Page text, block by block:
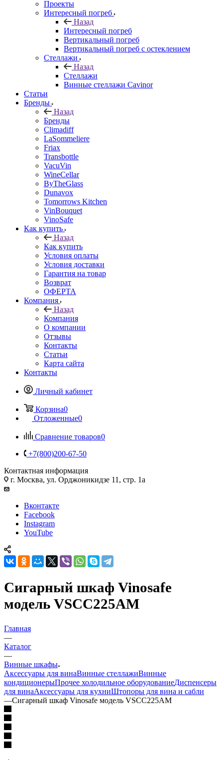
Проекты
Интересный погреб
Назад
Интересный погреб
Вертикальный погреб
Вертикальный погреб с остеклением
Стеллажи
Назад
Стеллажи
Винные стеллажи Cavinor
Статьи
Бренды
Назад
Бренды
Climadiff
LaSommeliere
Friax
Transbottle
VacuVin
WineCellar
ByTheGlass
Dunavox
Tomorrows Kitchen
VinBouquet
VinoSafe
Как купить
Назад
Как купить
Условия оплаты
Условия доставки
Гарантия на товар
Возврат
ОФЕРТА
Компания
Назад
Компания
О компании
Отзывы
Контакты
Статьи
Карта сайта
Контакты
Личный кабинет
Корзина0
Отложенные0
Сравнение товаров0
+7(800)200-67-50
Контактная информация
г. Москва, ул. Орджоникидзе 11, стр. 1а
Вконтакте
Facebook
Instagram
YouTube
Сигарный шкаф Vinosafe
модель VSCC225AM
Главная
—
Каталог
—
Винные шкафы
Аксессуары для винаВинные стеллажиВинные
кондиционерыПрочее холодильное оборудованиеДиспенсеры
для винаАксессуары для кухниШтопоры для вина и сабли
—Сигарный шкаф Vinosafe модель VSCC225AM